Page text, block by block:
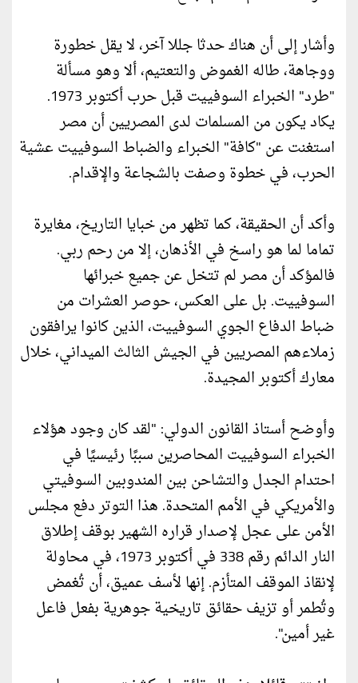
وأشار إلى أن هناك حدثا جللا آخر، لا يقل خطورة
ووجاهة، طاله الغموض والتعتيم، ألا وهو مسألة
"طرد" الخبراء السوفييت قبل حرب أكتوبر 1973.
يكاد يكون من المسلمات لدى المصريين أن مصر
استغنت عن "كافة" الخبراء والضباط السوفييت عشية
الحرب، في خطوة وصفت بالشجاعة والإقدام.
وأكد أن الحقيقة، كما تظهر من خبايا التاريخ، مغايرة
تماما لما هو راسخ في الأذهان، إلا من رحم ربي.
فالمؤكد أن مصر لم تتخل عن جميع خبرائها
السوفييت. بل على العكس، حوصر العشرات من
ضباط الدفاع الجوي السوفييت، الذين كانوا يرافقون
زملاءهم المصريين في الجيش الثالث الميداني، خلال
معارك أكتوبر المجيدة.
وأوضح أستاذ القانون الدولي: "لقد كان وجود هؤلاء
الخبراء السوفييت المحاصرين سببًا رئيسيًا في
احتدام الجدل والتشاحن بين المندوبين السوفيتي
والأمريكي في الأمم المتحدة. هذا التوتر دفع مجلس
الأمن على عجل لإصدار قراره الشهير بوقف إطلاق
النار الدائم رقم 338 في أكتوبر 1973، في محاولة
لإنقاذ الموقف المتأزم. إنها لأسف عميق، أن تُغمض
وتُطمر أو تزيف حقائق تاريخية جوهرية بفعل فاعل
غير أمين".